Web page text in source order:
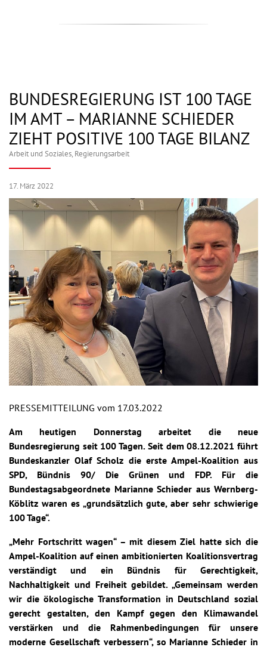
BUNDESREGIERUNG IST 100 TAGE
IM AMT – MARIANNE SCHIEDER
ZIEHT POSITIVE 100 TAGE BILANZ
Arbeit und Soziales,Regierungsarbeit
17. März 2022
PRESSEMITTEILUNG vom 17.03.2022
Am heutigen Donnerstag arbeitet die neue
Bundesregierung seit 100 Tagen. Seit dem 08.12.2021 führt
Bundeskanzler Olaf Scholz die erste Ampel-Koalition aus
SPD, Bündnis 90/ Die Grünen und FDP. Für die
Bundestagsabgeordnete Marianne Schieder aus Wernberg-
Köblitz waren es „grundsätzlich gute, aber sehr schwierige
100 Tage“.
„Mehr Fortschritt wagen“ – mit diesem Ziel hatte sich die
Ampel-Koalition auf einen ambitionierten Koalitionsvertrag
verständigt und ein Bündnis für Gerechtigkeit,
Nachhaltigkeit und Freiheit gebildet. „Gemeinsam werden
wir die ökologische Transformation in Deutschland sozial
gerecht gestalten, den Kampf gegen den Klimawandel
verstärken und die Rahmenbedingungen für unsere
moderne Gesellschaft verbessern“, so Marianne Schieder in